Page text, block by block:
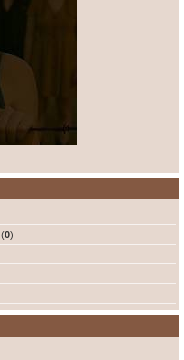
(0)